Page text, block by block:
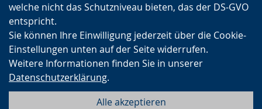
welche nicht das Schutzniveau bieten, das der DS-GVO
entspricht.
Sie können Ihre Einwilligung jederzeit über die Cookie-
Einstellungen unten auf der Seite widerrufen.
Weitere Informationen finden Sie in unserer
Datenschutzerklärung.
Alle akzeptieren